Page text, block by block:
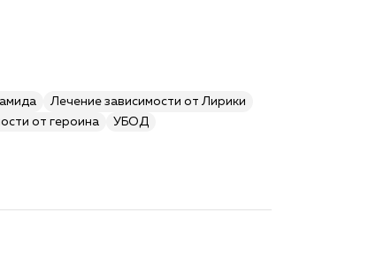
Лечение зависимости от Лирики
от героина
УБОД